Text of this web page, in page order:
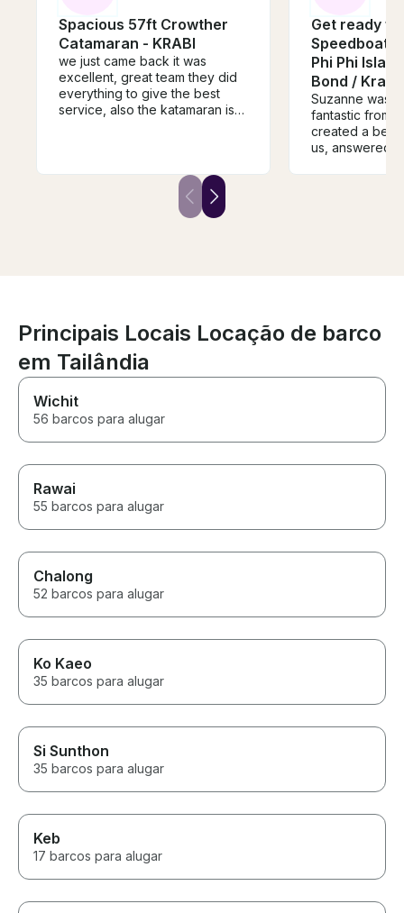
Spacious 57ft Crowther
Catamaran - KRABI
we just came back it was
excellent, great team they did
everything to give the best
service, also the katamaran is
Get ready
Speedboat
Phi Phi
Bond / Krabi
Suzanne was
fantastic from
created a
us, answered
Principais Locais Locação de barco
em Tailândia
Wichit
56 barcos para alugar
Rawai
55 barcos para alugar
Chalong
52 barcos para alugar
Ko Kaeo
35 barcos para alugar
Si Sunthon
35 barcos para alugar
Keb
17 barcos para alugar